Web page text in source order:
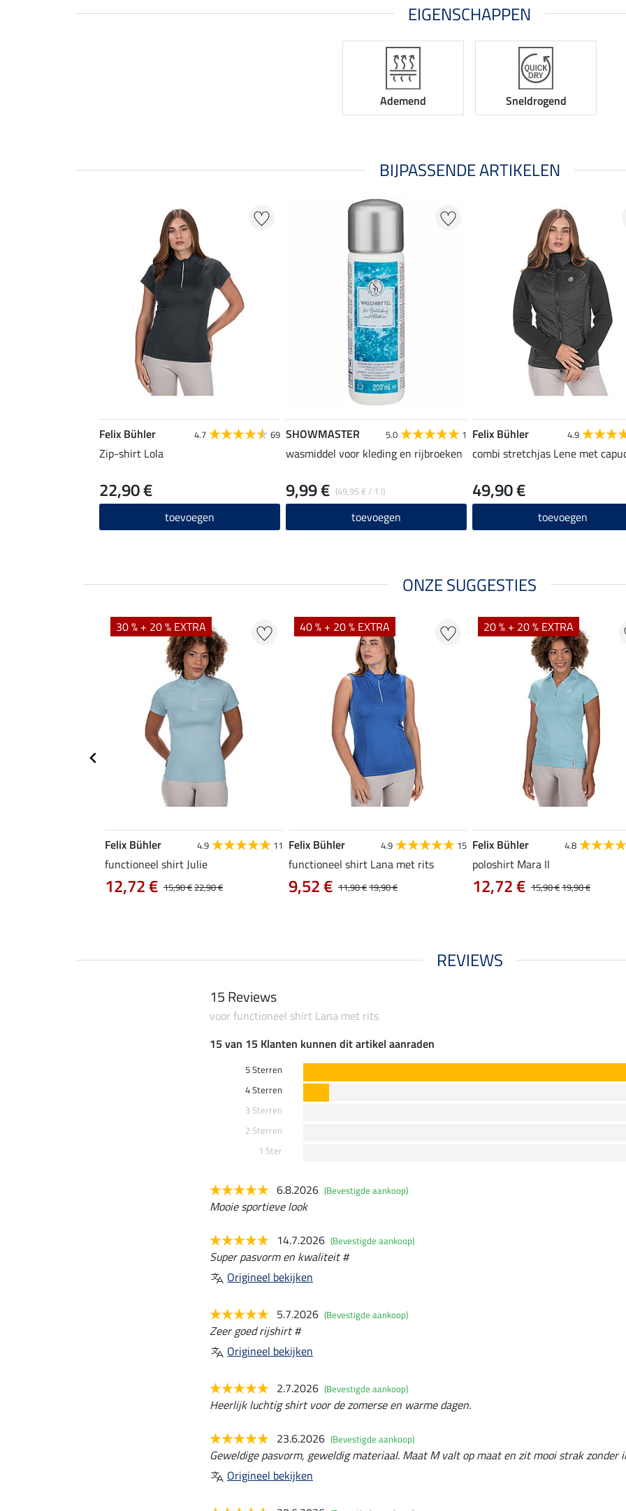
EIGENSCHAPPEN
Ademend Sneldrogend
BIJPASSENDE ARTIKELEN
Felix Bühler 4.7 69
Zip-shirt Lola
22,90 €
toevoegen
SHOWMASTER 5.0 1
wasmiddel voor kleding en rijbroeken
(49,95 € / 1 l)
9,99 €
toevoegen
Felix Bühler 4.9
combi stretchjas Lene met
49,90 €
toevoegen
ONZE SUGGESTIES
30 % + 20 % EXTRA
Felix Bühler 4.9 11
functioneel shirt Julie
15,90 €22,90 €
12,72 €
40 % + 20 % EXTRA
Felix Bühler 4.9 15
functioneel shirt Lana met rits
11,90 €19,90 €
9,52 €
20 % + 20 % EXTRA
Felix Bühler 4.8
poloshirt Mara II
15,90 €19,90 €
12,72 €
REVIEWS
15 Reviews
voor functioneel shirt Lana met rits
15 van 15 Klanten kunnen dit artikel aanraden
5 Sterren
4 Sterren
3 Sterren
2 Sterren
1 Ster
6.8.2026 (Bevestigde aankoop)
Mooie sportieve look
14.7.2026 (Bevestigde aankoop)
Super pasvorm en kwaliteit #
Origineel bekijken
5.7.2026 (Bevestigde aankoop)
Zeer goed rijshirt #
Origineel bekijken
2.7.2026 (Bevestigde aankoop)
Heerlijk luchtig shirt voor de zomerse en warme dagen.
23.6.2026 (Bevestigde aankoop)
Geweldige pasvorm, geweldig materiaal. Maat M valt op maat en zit mooi strak zonder
Origineel bekijken